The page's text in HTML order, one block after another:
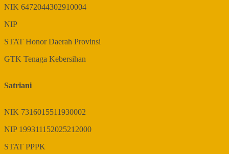
NIK 6472044302910004
NIP
STAT Honor Daerah Provinsi
GTK Tenaga Kebersihan
Satriani
NIK 7316015511930002
NIP 199311152025212000
STAT PPPK